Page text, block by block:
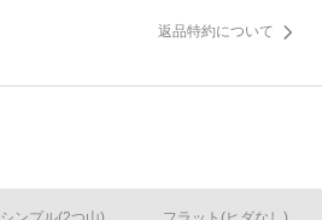
返品特約について